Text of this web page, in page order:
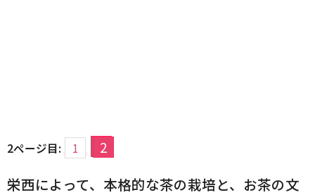
2ページ目: 1 2
栄西によって、本格的な茶の栽培と、お茶の文